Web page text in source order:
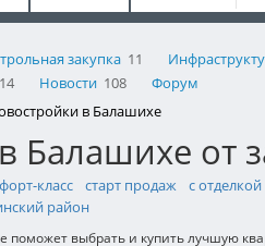
закупка 11
14 Новости 108
Форум
в Балашихе
Балашихе от
класс старт продаж с отделкой
район
поможет выбрать и купить лучшую